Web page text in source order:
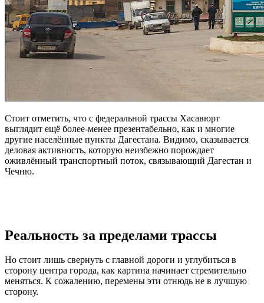
Стоит отметить, что с федеральной трассы Хасавюрт
выглядит ещё более-менее презентабельно, как и многие
другие населённые пункты Дагестана. Видимо, сказывается
деловая активность, которую неизбежно порождает
оживлённый транспортный поток, связывающий Дагестан и
Чечню.
Реальность за пределами трассы
Но стоит лишь свернуть с главной дороги и углубиться в
сторону центра города, как картина начинает стремительно
меняться. К сожалению, перемены эти отнюдь не в лучшую
сторону.